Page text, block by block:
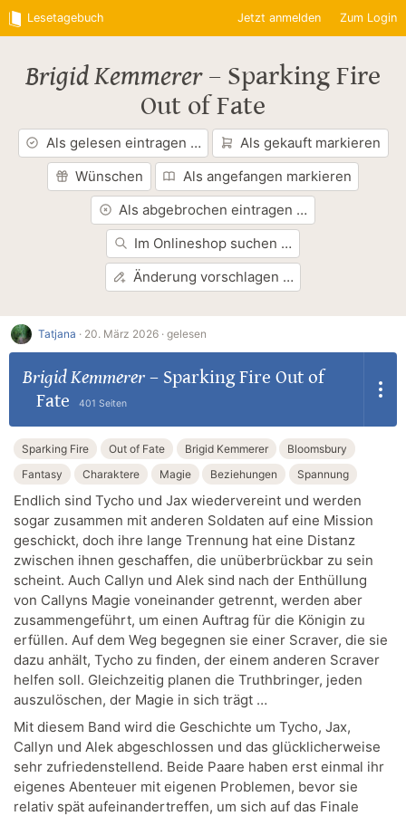
Lesetagebuch Jetzt anmelden Zum Login
Brigid Kemmerer– Sparking Fire
Out of Fate
Als gelesen eintragen …
Als gekauft markieren
Wünschen
Als angefangen markieren
Als abgebrochen eintragen …
Im Onlineshop suchen …
Änderung vorschlagen …
Tatjana · 20. März 2026 · gelesen
Brigid Kemmerer– Sparking Fire Out of
Fate
401 Seiten
Sparking Fire Out of Fate Brigid Kemmerer
Bloomsbury
Fantasy
Charaktere Magie Beziehungen Spannung
Endlich sind Tycho und Jax wiedervereint und werden
sogar zusammen mit anderen Soldaten auf eine Mission
geschickt, doch ihre lange Trennung hat eine Distanz
zwischen ihnen geschaffen, die unüberbrückbar zu sein
scheint. Auch Callyn und Alek sind nach der Enthüllung
von Callyns Magie voneinander getrennt, werden aber
zusammengeführt, um einen Auftrag für die Königin zu
erfüllen. Auf dem Weg begegnen sie einer Scraver, die sie
dazu anhält, Tycho zu finden, der einem anderen Scraver
helfen soll. Gleichzeitig planen die Truthbringer, jeden
auszulöschen, der Magie in sich trägt …
Mit diesem Band wird die Geschichte um Tycho, Jax,
Callyn und Alek abgeschlossen und das glücklicherweise
sehr zufriedenstellend. Beide Paare haben erst einmal ihr
eigenes Abenteuer mit eigenen Problemen, bevor sie
relativ spät aufeinandertreffen, um sich auf das Finale